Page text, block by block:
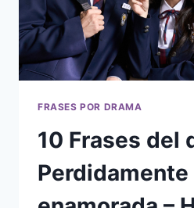
FRASES POR DRAMA
10 Frases del
Perdidamente